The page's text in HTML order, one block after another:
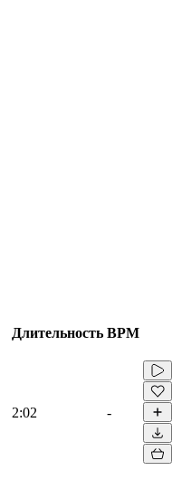
Длительность BPM
2:02 -